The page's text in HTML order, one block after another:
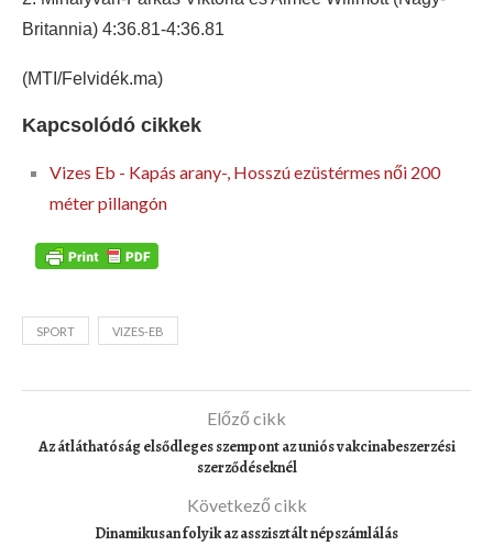
Britannia) 4:36.81-4:36.81
(MTI/Felvidék.ma)
Kapcsolódó cikkek
Vizes Eb - Kapás arany-, Hosszú ezüstérmes női 200
méter pillangón
SPORT VIZES-EB
Előző cikk
Az átláthatóság elsődleges szempont az uniós vakcinabeszerzési
szerződéseknél
Következő cikk
Dinamikusan folyik az asszisztált népszámlálás